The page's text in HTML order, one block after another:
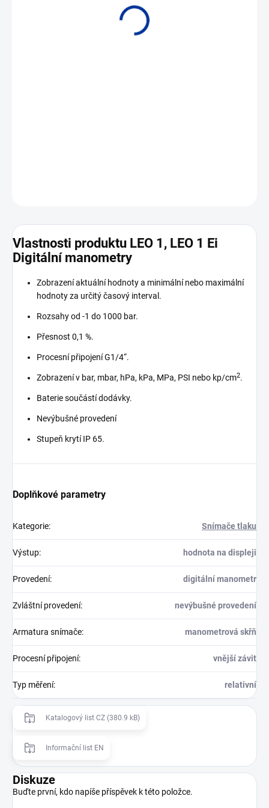
Vlastnosti produktu LEO 1, LEO 1 Ei
Digitální manometry
Zobrazení aktuální hodnoty a minimální nebo maximální
hodnoty za určitý časový interval.
Rozsahy od -1 do 1000 bar.
Přesnost 0,1 %.
Procesní připojení G1/4“.
Zobrazení v bar, mbar, hPa, kPa, MPa, PSI nebo kp/cm2.
Baterie součástí dodávky.
Nevýbušné provedení
Stupeň krytí IP 65.
Doplňkové parametry
Kategorie: Snímače tlaku
Výstup: hodnota na displeji
Provedení: digitální manometr
Zvláštní provedení: nevýbušné provedení
Armatura snímače: manometrová skřň
Procesní připojení: vnější závit
Typ měření: relativní
Katalogový list CZ (380.9 kB)
Informační list EN
Diskuze
Buďte první, kdo napíše příspěvek k této položce.